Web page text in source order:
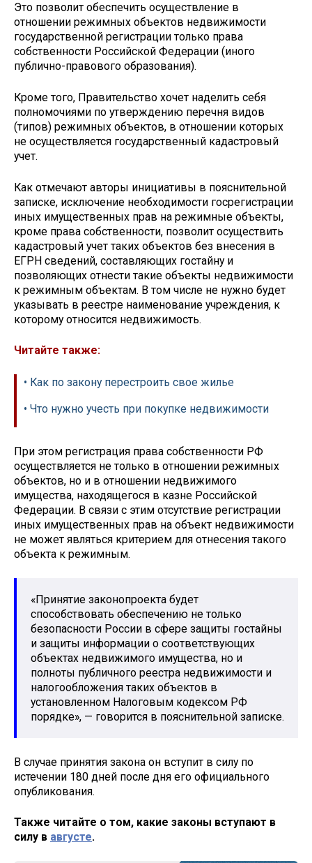
Это позволит обеспечить осуществление в
отношении режимных объектов недвижимости
государственной регистрации только права
собственности Российской Федерации (иного
публично-правового образования).
Кроме того, Правительство хочет наделить себя
полномочиями по утверждению перечня видов
(типов) режимных объектов, в отношении которых
не осуществляется государственный кадастровый
учет.
Как отмечают авторы инициативы в пояснительной
записке, исключение необходимости госрегистрации
иных имущественных прав на режимные объекты,
кроме права собственности, позволит осуществить
кадастровый учет таких объектов без внесения в
ЕГРН сведений, составляющих гостайну и
позволяющих отнести такие объекты недвижимости
к режимным объектам. В том числе не нужно будет
указывать в реестре наименование учреждения, к
которому относится недвижимость.
Читайте также:
• Как по закону перестроить свое жилье
• Что нужно учесть при покупке недвижимости
При этом регистрация права собственности РФ
осуществляется не только в отношении режимных
объектов, но и в отношении недвижимого
имущества, находящегося в казне Российской
Федерации. В связи с этим отсутствие регистрации
иных имущественных прав на объект недвижимости
не может являться критерием для отнесения такого
объекта к режимным.
«Принятие законопроекта будет
способствовать обеспечению не только
безопасности России в сфере защиты гостайны
и защиты информации о соответствующих
объектах недвижимого имущества, но и
полноты публичного реестра недвижимости и
налогообложения таких объектов в
установленном Налоговым кодексом РФ
порядке», — говорится в пояснительной записке.
В случае принятия закона он вступит в силу по
истечении 180 дней после дня его официального
опубликования.
Также читайте о том, какие законы вступают в
силу в августе.